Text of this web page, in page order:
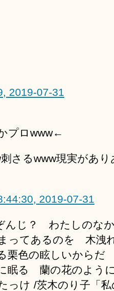
2019-07-31
プロwww←
さるwww現実があ
2019-07-31
んじ？ わたしの
ってあるのを 木洩
栗色の眩しいからだ
眠る 蘭の花のよう
け /茨木のり子「私